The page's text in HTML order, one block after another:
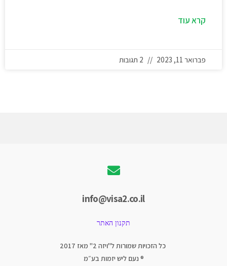
קרא עוד
פברואר 11, 2023
info@visa2.co.il
תקנון האתר
כל הזכויות שמורות ל"ויזה 2" מאז 2017
® נעם ליש יזמות בע״מ